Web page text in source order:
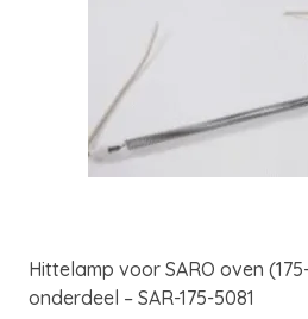
Hittelamp voor SARO oven
onderdeel – SAR-175-5081